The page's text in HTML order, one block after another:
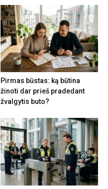
Pirmas būstas: ką būtina
žinoti dar prieš pradedant
žvalgytis buto?